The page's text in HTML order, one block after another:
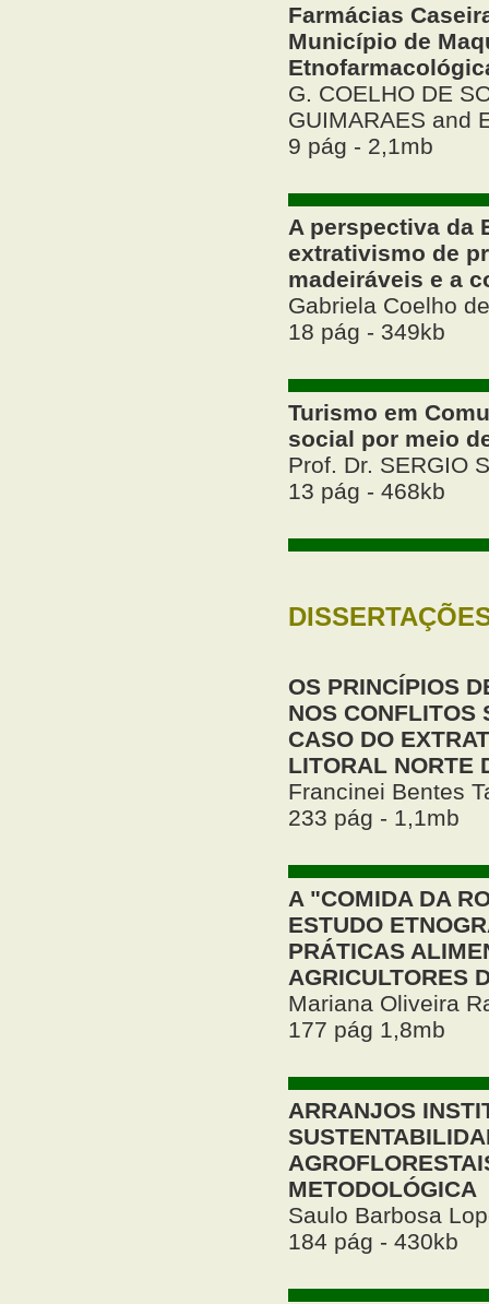
Farmácias
Município de
G. COELHO DE
GUIMARAES and
9 pág - 2,1mb
A perspectiva da
extrativismo de
madeiráveis e a
Gabriela Coelho
18 pág - 349kb
Turismo em
social por meio
Prof. Dr. SERGIO
13 pág - 468kb
OS PRINCÍPIOS
NOS CONFLITOS
CASO DO
LITORAL NORTE
Francinei Bentes
233 pág - 1,1mb
A "COMIDA DA
ESTUDO
PRÁTICAS
AGRICULTORES
Mariana Oliveira
177 pág 1,8mb
ARRANJOS
METODOLÓGICA
Saulo Barbosa
184 pág - 430kb